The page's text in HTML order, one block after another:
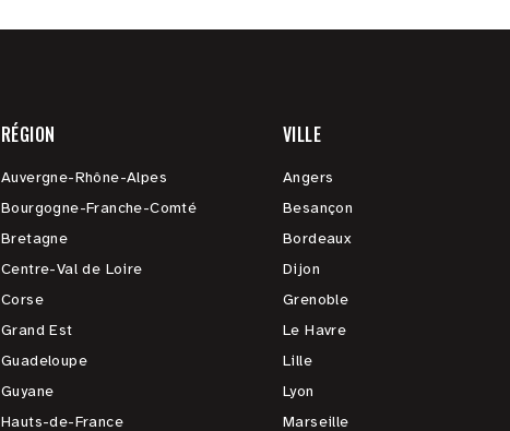
RÉGION
Auvergne-Rhône-Alpes
Bourgogne-Franche-Comté
Bretagne
Centre-Val de Loire
Corse
Grand Est
Guadeloupe
Guyane
Hauts-de-France
VILLE
Angers
Besançon
Bordeaux
Dijon
Grenoble
Le Havre
Lille
Lyon
Marseille